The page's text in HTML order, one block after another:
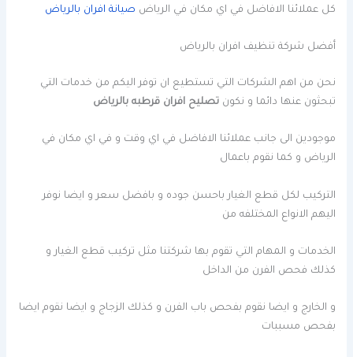
كل عملائنا الافاضل في اي مكان في الرياض صيانة افران بالرياض
أفضل شركة تنظيف افران بالرياض
نحن من اهم الشركات التي تستطيع ان توفر اليكم من خدمات التي
تبحثون عنها دائما و نكونتصليح افران قرطبه بالرياض
موجودين الى جانب عملائنا الافاضل في اي وقت و في اي مكان في
الرياض و كما نقوم باعمال
التركيب لكل قطع الغيار باحسن جوده و بافضل سعر و ايضا نوفر
اليهم الانواع المختلفه من
الخدمات و المهام التي تقوم بها شركتنا مثل تركيب قطع الغيار و
كذلك فحص الفرن من الداخل
و الخارج و ايضا نقوم بفحص باب الفرن و كذلك الزجاج و ايضا نقوم ايضا
بفحص مسببات